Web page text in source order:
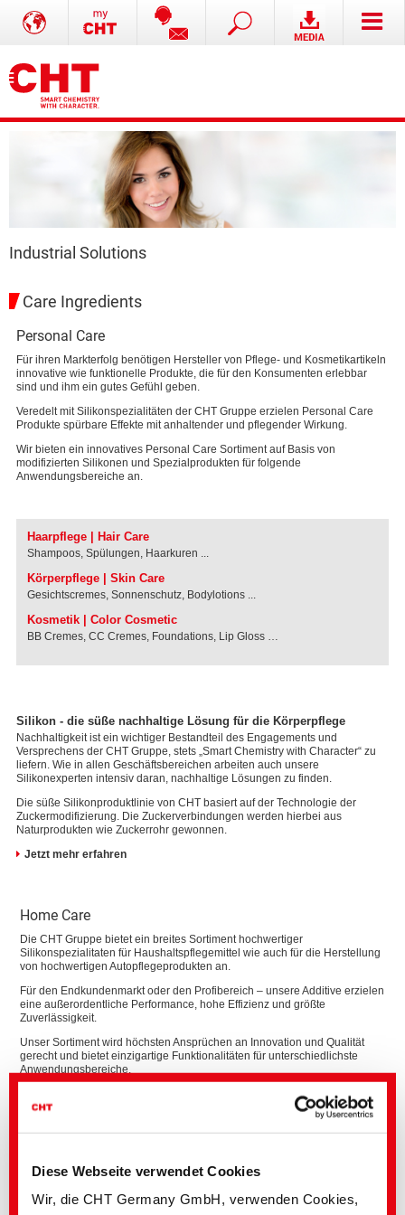
Diese Webseite verwendet Cookies
Wir, die CHT Germany GmbH, verwenden Cookies,
Industrial Solutions
Care Ingredients
Personal Care
Für ihren Markterfolg benötigen Hersteller von Pflege- und Kosmetikartikeln
innovative wie funktionelle Produkte, die für den Konsumenten erlebbar
sind und ihm ein gutes Gefühl geben.
Veredelt mit Silikonspezialitäten der CHT Gruppe erzielen Personal Care
Produkte spürbare Effekte mit anhaltender und pflegender Wirkung.
Wir bieten ein innovatives Personal Care Sortiment auf Basis von
modifizierten Silikonen und Spezialprodukten für folgende
Anwendungsbereiche an.
Haarpflege | Hair Care
Shampoos, Spülungen, Haarkuren ...
Körperpflege | Skin Care
Gesichtscremes, Sonnenschutz, Bodylotions ...
Kosmetik | Color Cosmetic
BB Cremes, CC Cremes, Foundations, Lip Gloss …
Silikon - die süße nachhaltige Lösung für die Körperpflege
Nachhaltigkeit ist ein wichtiger Bestandteil des Engagements und
Versprechens der CHT Gruppe, stets „Smart Chemistry with Character“ zu
liefern. Wie in allen Geschäftsbereichen arbeiten auch unsere
Silikonexperten intensiv daran, nachhaltige Lösungen zu finden.
Die süße Silikonproduktlinie von CHT basiert auf der Technologie der
Zuckermodifizierung. Die Zuckerverbindungen werden hierbei aus
Naturprodukten wie Zuckerrohr gewonnen.
Jetzt mehr erfahren
Home Care
Die CHT Gruppe bietet ein breites Sortiment hochwertiger
Silikonspezialitaten für Haushaltspflegemittel wie auch für die Herstellung
von hochwertigen Autopflegeprodukten an.
Für den Endkundenmarkt oder den Profibereich – unsere Additive erzielen
eine außerordentliche Performance, hohe Effizienz und größte
Zuverlässigkeit.
Unser Sortiment wird höchsten Ansprüchen an Innovation und Qualität
gerecht und bietet einzigartige Funktionalitäten für unterschiedlichste
Anwendungsbereiche.
Bodenpflege, Küchenpflege, Sanitärpflege, Möbel- und Lederpflege,